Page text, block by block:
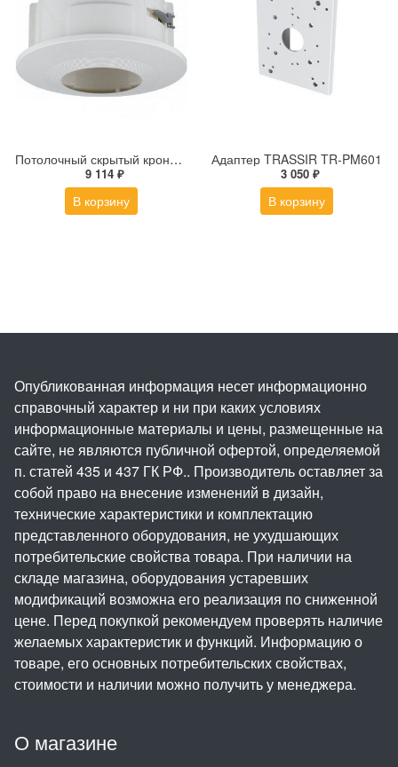
Потолочный скрытый кронштейн для купольной PTZ-камеры SHD-3000F1
9 114 ₽
В корзину
Адаптер TRASSIR TR-PM601
3 050 ₽
В корзину
О магазине
Опубликованная информация несет информационно
справочный характер и ни при каких условиях
информационные материалы и цены, размещенные на
сайте, не являются публичной офертой, определяемой
п. статей 435 и 437 ГК РФ.. Производитель оставляет за
собой право на внесение изменений в дизайн,
технические характеристики и комплектацию
представленного оборудования, не ухудшающих
потребительские свойства товара. При наличии на
складе магазина, оборудования устаревших
модификаций возможна его реализация по сниженной
цене. Перед покупкой рекомендуем проверять наличие
желаемых характеристик и функций. Информацию о
товаре, его основных потребительских свойствах,
стоимости и наличии можно получить у менеджера.